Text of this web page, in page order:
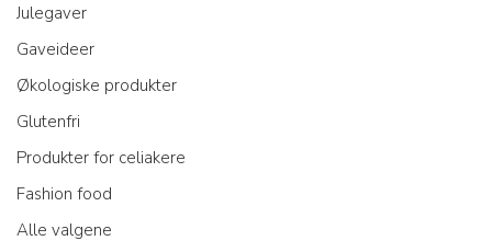
Julegaver
Gaveideer
Økologiske produkter
Glutenfri
Produkter for celiakere
Fashion food
Alle valgene